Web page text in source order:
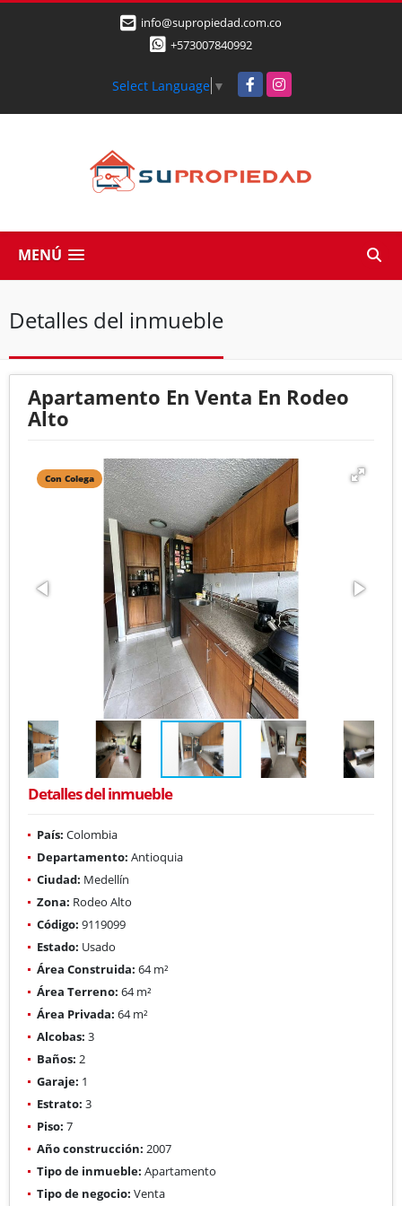
info@supropiedad.com.co
+573007840992
Select Language ▼ FacebookInstagram
MENÚ
Detalles del inmueble
Apartamento En Venta En Rodeo
Alto
Con Colega
Detalles del inmueble
País: Colombia
Departamento: Antioquia
Ciudad: Medellín
Zona: Rodeo Alto
Código: 9119099
Estado: Usado
Área Construida: 64 m²
Área Terreno: 64 m²
Área Privada: 64 m²
Alcobas: 3
Baños: 2
Garaje: 1
Estrato: 3
Piso: 7
Año construcción: 2007
Tipo de inmueble: Apartamento
Tipo de negocio: Venta